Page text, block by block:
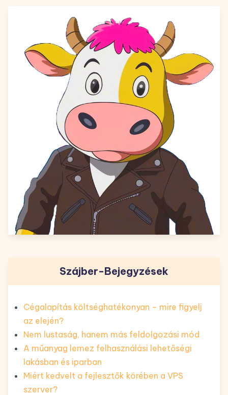
Szájber-Bejegyzések
Cégalapítás költséghatékonyan – mire figyelj
az elején?
Nem lustaság, hanem más feldolgozási mód
A műanyag lemez felhasználási lehetőségi
lakásban és iparban
Miért kedvelt a fejlesztők körében a VPS
szerver?